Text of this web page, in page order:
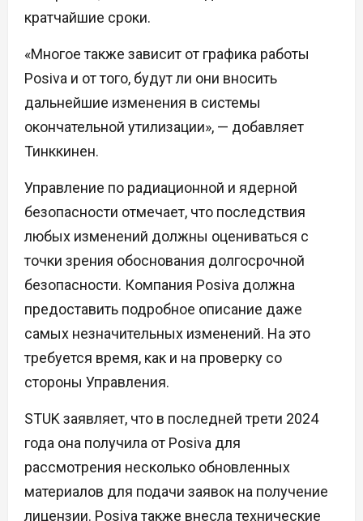
кратчайшие сроки.
«Многое также зависит от графика работы
Posiva и от того, будут ли они вносить
дальнейшие изменения в системы
окончательной утилизации», — добавляет
Тинккинен.
Управление по радиационной и ядерной
безопасности отмечает, что последствия
любых изменений должны оцениваться с
точки зрения обоснования долгосрочной
безопасности. Компания Posiva должна
предоставить подробное описание даже
самых незначительных изменений. На это
требуется время, как и на проверку со
стороны Управления.
STUK заявляет, что в последней трети 2024
года она получила от Posiva для
рассмотрения несколько обновленных
материалов для подачи заявок на получение
лицензии. Posiva также внесла технические